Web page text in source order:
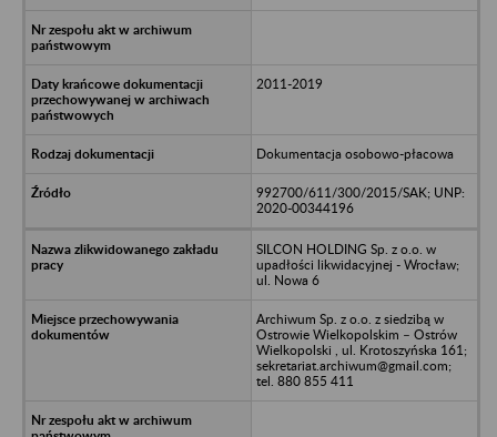
2011-2019
Dokumentacja osobowo-płacowa
992700/611/300/2015/SAK; UNP:
2020-00344196
SILCON HOLDING Sp. z o.o. w
upadłości likwidacyjnej - Wrocław;
ul. Nowa 6
Archiwum Sp. z o.o. z siedzibą w
Ostrowie Wielkopolskim – Ostrów
Wielkopolski , ul. Krotoszyńska 161;
sekretariat.archiwum@gmail.com;
tel. 880 855 411